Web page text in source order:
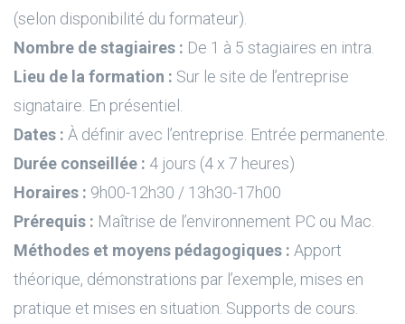
(selon disponibilité du formateur).
Nombre de stagiaires : De 1 à 5 stagiaires en intra.
Lieu de la formation : Sur le site de l’entreprise
signataire. En présentiel.
Dates : À définir avec l’entreprise. Entrée permanente.
Durée conseillée : 4 jours (4 x 7 heures)
Horaires : 9h00-12h30 / 13h30-17h00
Prérequis : Maîtrise de l’environnement PC ou Mac.
Méthodes et moyens pédagogiques : Apport
théorique, démonstrations par l’exemple, mises en
pratique et mises en situation. Supports de cours.